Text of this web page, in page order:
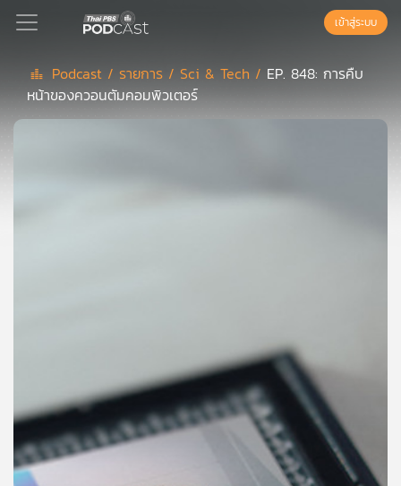
Podcast
คุณ
เพลง
เข้าสู่ระบบ
Podcast / รายการ / Sci & Tech / EP. 848: การคืบ
หน้าของควอนตัมคอมพิวเตอร์